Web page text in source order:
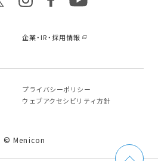
企業・IR・採用情報
プライバシーポリシー
ウェブアクセシビリティ方針
© Menicon